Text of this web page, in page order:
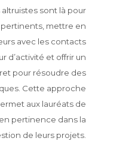
sont là pour
mettre en
avec les contacts
d’activité et offrir un
pour résoudre des
Cette approche
aux lauréats de
pertinence dans la
de leurs projets.